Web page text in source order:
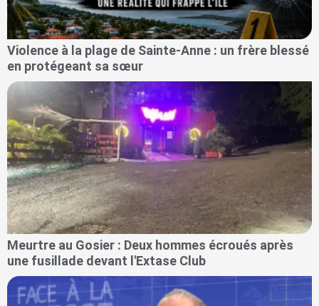
Violence à la plage de Sainte-Anne : un frère blessé
en protégeant sa sœur
Meurtre au Gosier : Deux hommes écroués après
une fusillade devant l'Extase Club